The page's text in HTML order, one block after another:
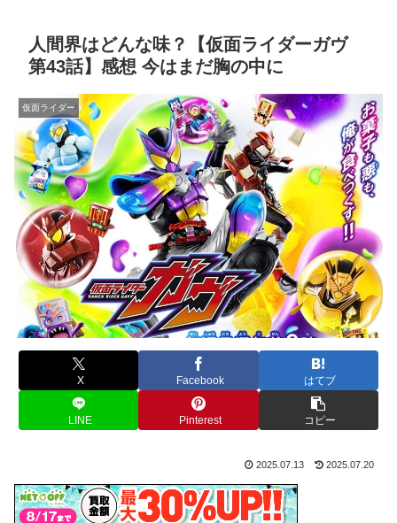
人間界はどんな味？【仮面ライダーガヴ
第43話】感想 今はまだ胸の中に
仮面ライダー
X Facebook はてブ
LINE Pinterest コピー
2025.07.13 2025.07.20